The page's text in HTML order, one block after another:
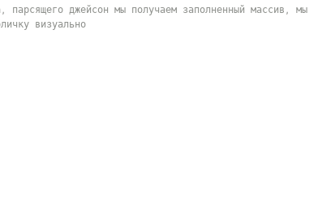
джейсон мы получаем заполненный массив, мы
визуально